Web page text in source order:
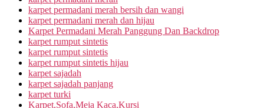
karpet permadani merah bersih dan wangi
karpet permadani merah dan hijau
Karpet Permadani Merah Panggung Dan Backdrop
karpet rumput sintetis
karpet rumput sintetis
karpet rumput sintetis hijau
karpet sajadah
karpet sajadah panjang
karpet turki
Karpet,Sofa,Meja Kaca,Kursi